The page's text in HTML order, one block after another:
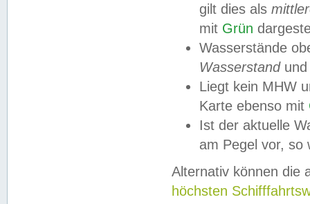
gilt dies als
mit Grün
Wasserstände
Wasserstandund
Liegt kein MHW
Karte ebenso mit
Ist der aktuelle
am Pegel vor,
Alternativ können die
höchsten